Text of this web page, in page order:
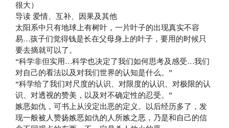
很大）
导读 爱情、互补、因果及其他
太阳系中只有地球上有树叶，一片叶子的出现真实不容
易…孩子们觉得钱是长在父母身上的叶子，要用的时候只
要去摘就可以了。
“科学非但实用…科学也决定了我们如何思考及感受…我们
对自己的看法以及对我们世界的认知是什么。”
“科学给了我们对尺度的认识、对限度的认识、对极限的认
识、对透视的赞美，以及对不确定性的忍受。”
嫉恶如仇，可书上从没定出恶的定义。以后经历多了，发
现一般被人赞扬嫉恶如仇的人所嫉之恶，乃是和自己的信